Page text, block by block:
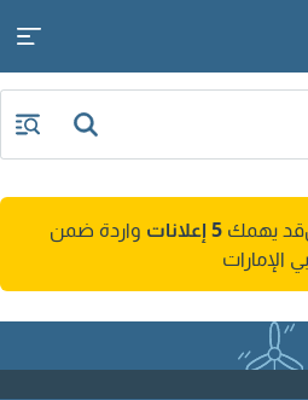
قد يهمك 5 إعلانات
واردة ضمن
الإمارات